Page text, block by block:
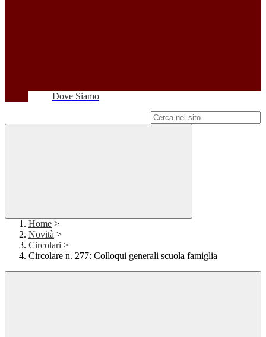
Dove Siamo
Home >
Novità >
Circolari >
Circolare n. 277: Colloqui generali scuola famiglia